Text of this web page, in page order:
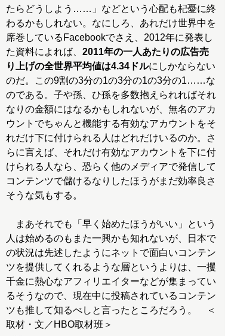
たらどうしよう……」などという心配も杞憂に終
わるかもしれない。なにしろ、あれだけ世界中を
席巻しているFacebookでさえ、2012年に発表し
た資料によれば、 2011年の一人あたりの広告売
り上げの全世界平均値は4.34ドルにしかならない
のだ。この9割の3分の1の3分の1の3分の1……な
のである。子や孫、ひ孫を多数抱えられればそれ
なりの金額にはなるかもしれないが、無名のアカ
ウントでちゃんと機能する有効なアカウントをそ
れだけ下に付けられる人はどれだけいるのか。さ
らに言えば、それだけ有効なアカウントを下に付
けられる人なら、恐らく他のメディアで発信して
コンテンツで儲けるなりしたほうがまだ効率良さ
そうな気もする。
まあそれでも「早く始めたほうがいい」という
人は始めるのもまた一興かも知れないが、日本で
の状況は先述したようにネットで面白いコンテン
ツを提供してくれるような層というよりは、一攫
千金に熱心なアフィリエイターなどが集まってい
るそうなので、現在中に投稿されているコンテン
ツも推して知るべしと言ったところだろう。 ＜
取材・文／HBO取材班＞